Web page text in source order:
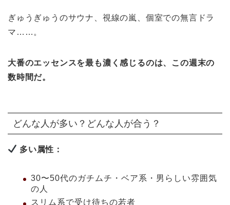
ぎゅうぎゅうのサウナ、視線の嵐、個室での無言ドラ
マ……。
大番のエッセンスを最も濃く感じるのは、この週末の
数時間だ。
どんな人が多い？どんな人が合う？
多い属性：
30〜50代のガチムチ・ベア系・男らしい雰囲気
の人
スリム系で受け待ちの若者